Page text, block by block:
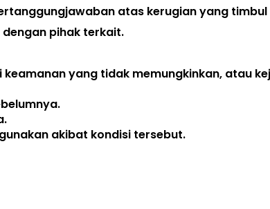
atas kerugian yang timbul
pihak terkait.
yang tidak memungkinkan, atau
akibat kondisi tersebut.